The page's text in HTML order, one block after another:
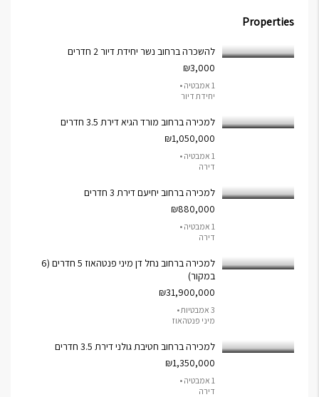
Properties
להשכרה ברחוב נשר יחידת דיור 2 חדרים
₪3,000
1 אמבטיה •
יחידת דיור
למכירה ברחוב מורד הגיא דירת 3.5 חדרים
₪1,050,000
1 אמבטיה •
דירה
למכירה ברחוב יחיעם דירת 3 חדרים
₪880,000
1 אמבטיה •
דירה
למכירה ברחוב נחל דן מיני פנטהאוז 5 חדרים (6
במקור)
₪31,900,000
3 אמבטיות •
מיני פנטהאוז
למכירה ברחוב חטיבת גולני דירת 3.5 חדרים
₪1,350,000
1 אמבטיה •
דירה